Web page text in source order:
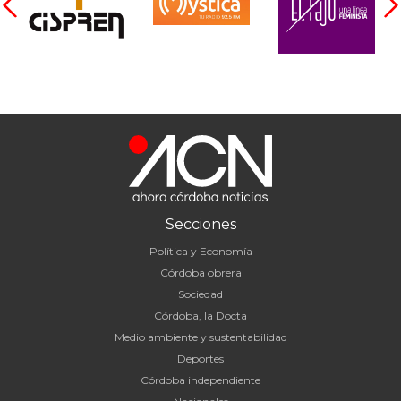
Secciones
Política y Economía
Córdoba obrera
Sociedad
Córdoba, la Docta
Medio ambiente y sustentabilidad
Deportes
Córdoba independiente